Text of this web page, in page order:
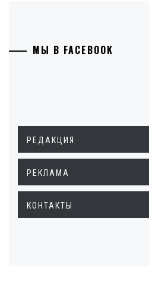
МЫ В FACEBOOK
РЕДАКЦИЯ
РЕКЛАМА
КОНТАКТЫ